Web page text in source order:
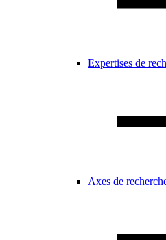
Expertises de
Axes de